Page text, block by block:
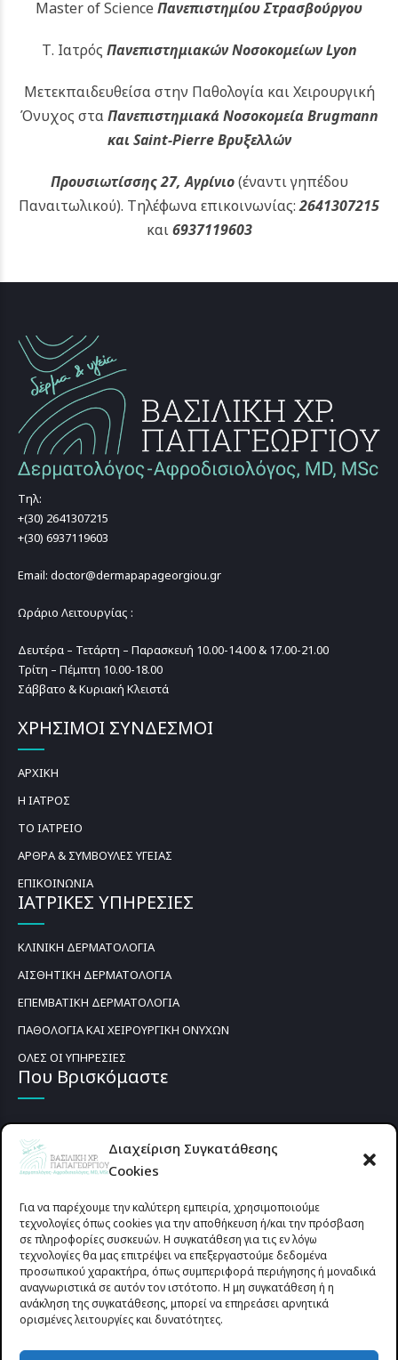
Διαχείριση Συγκατάθεσης
Cookies
Για να παρέχουμε την καλύτερη εμπειρία, χρησιμοποιούμε
τεχνολογίες όπως cookies για την αποθήκευση ή/και την πρόσβαση
σε πληροφορίες συσκευών. Η συγκατάθεση για τις εν λόγω
τεχνολογίες θα μας επιτρέψει να επεξεργαστούμε δεδομένα
προσωπικού χαρακτήρα, όπως συμπεριφορά περιήγησης ή μοναδικά
αναγνωριστικά σε αυτόν τον ιστότοπο. Η μη συγκατάθεση ή η
ανάκληση της συγκατάθεσης, μπορεί να επηρεάσει αρνητικά
ορισμένες λειτουργίες και δυνατότητες.
Master of Science Πανεπιστημίου Στρασβούργου
Τ. Ιατρός Πανεπιστημιακών Νοσοκομείων Lyon
Μετεκπαιδευθείσα στην Παθολογία και Χειρουργική
Όνυχος σταΠανεπιστημιακά Νοσοκομεία Brugmann
και Saint-Pierre Βρυξελλών
Προυσιωτίσσης 27, Αγρίνιο(έναντι γηπέδου
Παναιτωλικού). Τηλέφωνα επικοινωνίας:2641307215
και6937119603
Τηλ:
+(30) 2641307215
+(30) 6937119603
Email: doctor@dermapapageorgiou.gr
Ωράριο Λειτουργίας :
Δευτέρα – Τετάρτη – Παρασκευή 10.00-14.00 & 17.00-21.00
Τρίτη – Πέμπτη 10.00-18.00
Σάββατο & Κυριακή Κλειστά
ΧΡΗΣΙΜΟΙ ΣΥΝΔΕΣΜΟΙ
ΑΡΧΙΚΗ
Η ΙΑΤΡΟΣ
ΤΟ ΙΑΤΡΕΙΟ
ΑΡΘΡΑ & ΣΥΜΒΟΥΛΕΣ ΥΓΕΙΑΣ
ΕΠΙΚΟΙΝΩΝΙΑ
ΙΑΤΡΙΚΕΣ ΥΠΗΡΕΣΙΕΣ
ΚΛΙΝΙΚΗ ΔΕΡΜΑΤΟΛΟΓΙΑ
ΑΙΣΘΗΤΙΚΗ ΔΕΡΜΑΤΟΛΟΓΙΑ
ΕΠΕΜΒΑΤΙΚΗ ΔΕΡΜΑΤΟΛΟΓΙΑ
ΠΑΘΟΛΟΓΙΑ ΚΑΙ ΧΕΙΡΟΥΡΓΙΚΗ ΟΝΥΧΩΝ
ΟΛΕΣ ΟΙ ΥΠΗΡΕΣΙΕΣ
Που Βρισκόμαστε
Προυσιωτίσσης 27 & Δ.Σταϊκου , Αγρίνιο 30133 (έναντι γηπέδου